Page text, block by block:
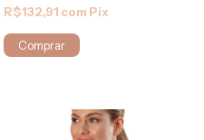
R$132,91 com Pix